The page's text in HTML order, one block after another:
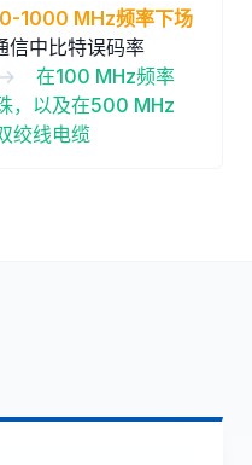
1000 MHz频率下场
信中比特误码率
→
在100 MHz频率
，以及在500 MHz
绞线电缆